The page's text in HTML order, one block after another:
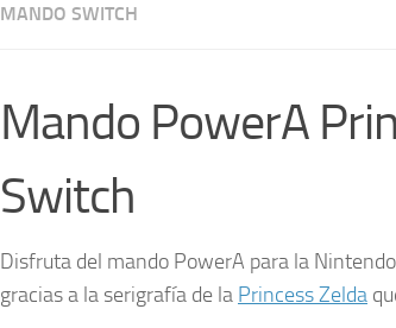
MANDO SWITCH
Mando PowerA
Switch
Disfruta del mando PowerA para la
gracias a la serigrafía de la Princess Zelda